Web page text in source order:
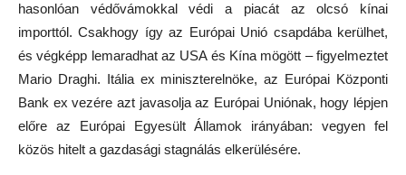
hasonlóan védővámokkal védi a piacát az olcsó kínai
importtól. Csakhogy így az Európai Unió csapdába kerülhet,
és végképp lemaradhat az USA és Kína mögött – figyelmeztet
Mario Draghi. Itália ex miniszterelnöke, az Európai Központi
Bank ex vezére azt javasolja az Európai Uniónak, hogy lépjen
előre az Európai Egyesült Államok irányában: vegyen fel
közös hitelt a gazdasági stagnálás elkerülésére.